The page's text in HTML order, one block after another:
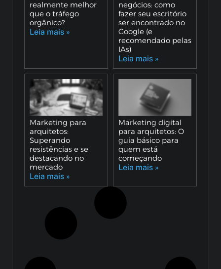
realmente melhor
que o tráfego
orgânico?
Leia mais »
negócios: como
fazer seu escritório
ser encontrado no
Google (e
recomendado pelas
IAs)
Leia mais »
Marketing para
arquitetos:
Superando
resistências e se
destacando no
mercado
Leia mais »
Marketing digital
para arquitetos: O
guia básico para
quem está
começando
Leia mais »